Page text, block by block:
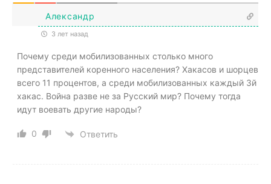
Александр
3 лет назад
Почему среди мобилизованных столько много
представителей коренного населения? Хакасов и шорцев
всего 11 процентов, а среди мобилизованных каждый 3й
хакас. Война разве не за Русский мир? Почему тогда
идут воевать другие народы?
0 Ответить